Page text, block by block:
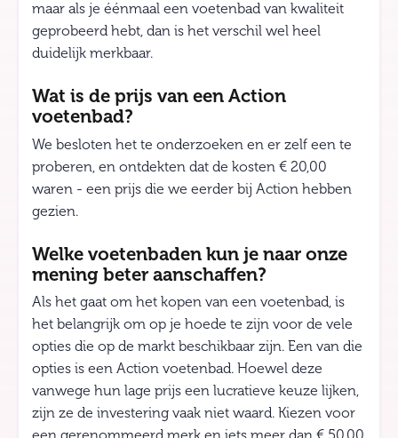
maar als je éénmaal een voetenbad van kwaliteit
geprobeerd hebt, dan is het verschil wel heel
duidelijk merkbaar.
Wat is de prijs van een Action
voetenbad?
We besloten het te onderzoeken en er zelf een te
proberen, en ontdekten dat de kosten € 20,00
waren - een prijs die we eerder bij Action hebben
gezien.
Welke voetenbaden kun je naar onze
mening beter aanschaffen?
Als het gaat om het kopen van een voetenbad, is
het belangrijk om op je hoede te zijn voor de vele
opties die op de markt beschikbaar zijn. Een van die
opties is een Action voetenbad. Hoewel deze
vanwege hun lage prijs een lucratieve keuze lijken,
zijn ze de investering vaak niet waard. Kiezen voor